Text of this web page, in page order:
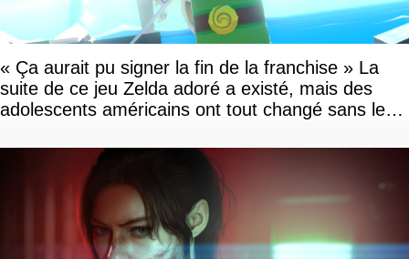
« Ça aurait pu signer la fin de la franchise » La
suite de ce jeu Zelda adoré a existé, mais des
adolescents américains ont tout changé sans le